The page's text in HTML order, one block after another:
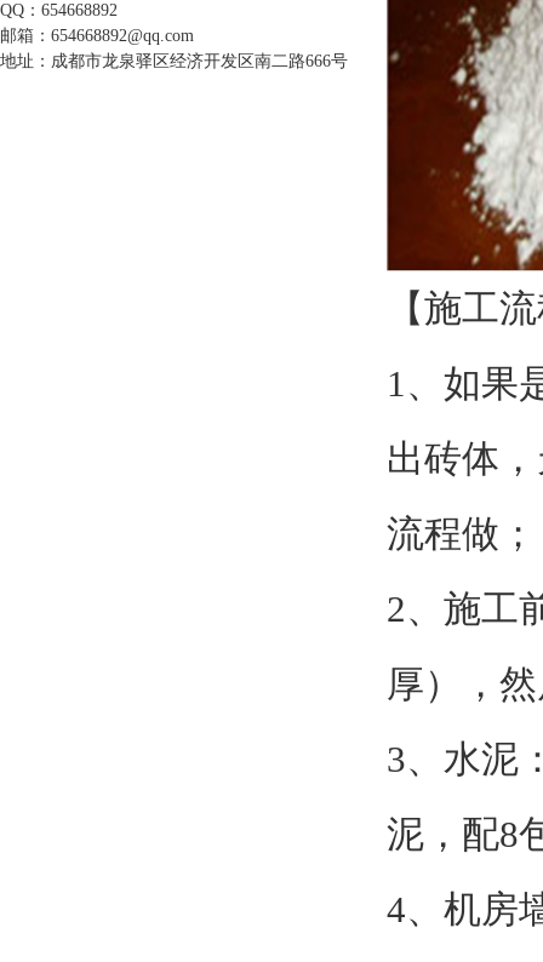
QQ：654668892
邮箱：654668892@qq.com
地址：成都市龙泉驿区经济开发区南二路666号
【施工
1、如果
出砖体
流程做
2、施工
厚），
3、水泥
泥，配8
4、机房